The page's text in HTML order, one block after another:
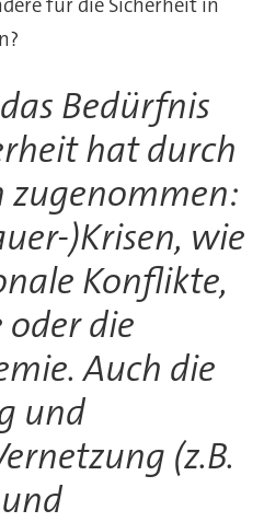
für die Sicherheit in
Bedürfnis
hat durch
zugenommen:
)Krisen, wie
Konflikte,
die
Auch die
und
(z.B.